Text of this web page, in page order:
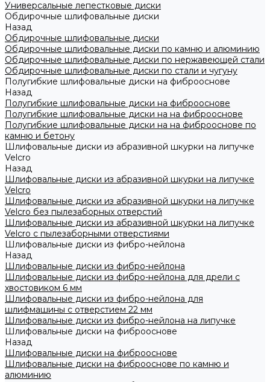
Универсальные лепестковые диски
Обдирочные шлифовальные диски
Назад
Обдирочные шлифовальные диски
Обдирочные шлифовальные диски по камню и алюминию
Обдирочные шлифовальные диски по нержавеющей стали
Обдирочные шлифовальные диски по стали и чугуну
Полугибкие шлифовальные диски на фиброоснове
Назад
Полугибкие шлифовальные диски на фиброоснове
Полугибкие шлифовальные диски на на фиброоснове
Полугибкие шлифовальные диски на на фиброоснове по
камню и бетону
Шлифовальные диски из абразивной шкурки на липучке
Velcro
Назад
Шлифовальные диски из абразивной шкурки на липучке
Velcro
Шлифовальные диски из абразивной шкурки на липучке
Velcro без пылезаборных отверстий
Шлифовальные диски из абразивной шкурки на липучке
Velcro с пылезаборными отверстиями
Шлифовальные диски из фибро-нейлона
Назад
Шлифовальные диски из фибро-нейлона
Шлифовальные диски из фибро-нейлона для дрели с
хвостовиком 6 мм
Шлифовальные диски из фибро-нейлона для
шлифмашины с отверстием 22 мм
Шлифовальные диски из фибро-нейлона на липучке
Шлифовальные диски на фиброоснове
Назад
Шлифовальные диски на фиброоснове
Шлифовальные диски на фиброоснове по камню и
алюминию